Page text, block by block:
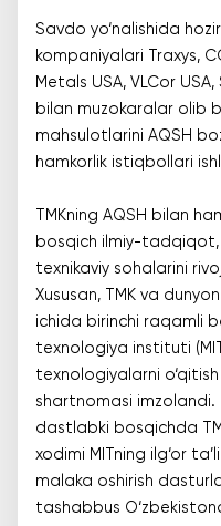
Savdo yo‘nalishida
kompaniyalari Traxys,
Metals USA, VLCor
bilan muzokaralar olib
mahsulotlarini AQSH
hamkorlik istiqbollari
TMKning AQSH bilan
bosqich ilmiy-tadqiqot,
texnikaviy sohalarini
Xususan, TMK va
ichida birinchi raqamli
texnologiya instituti
texnologiyalarni
shartnomasi imzolandi.
dastlabki bosqichda
xodimi MITning ilg‘or
malaka oshirish
tashabbus